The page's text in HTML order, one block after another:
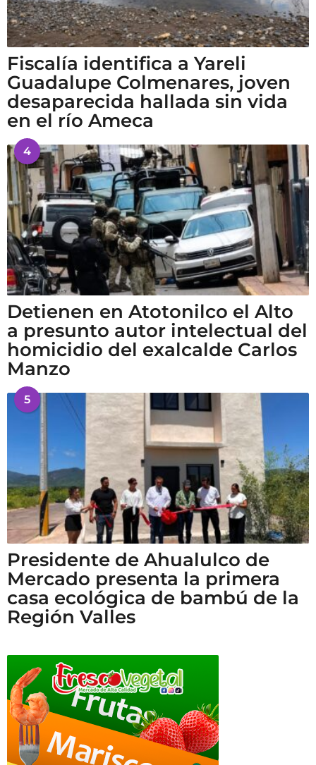
Fiscalía identifica a Yareli
Guadalupe Colmenares, joven
desaparecida hallada sin vida
en el río Ameca
4
Detienen en Atotonilco el Alto
a presunto autor intelectual del
homicidio del exalcalde Carlos
Manzo
5
Presidente de Ahualulco de
Mercado presenta la primera
casa ecológica de bambú de la
Región Valles